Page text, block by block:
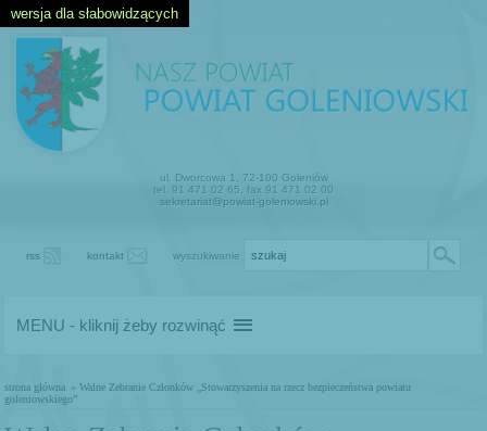
wersja dla słabowidzących
ul. Dworcowa 1, 72-100 Goleniów
tel. 91 471 02 65, fax 91 471 02 00
sekretariat@powiat-goleniowski.pl
rss kontakt wyszukiwanie
MENU - kliknij żeby rozwinąć
strona główna » Walne Zebranie Członków „Stowarzyszenia na rzecz bezpieczeństwa powiatu
goleniowskiego”